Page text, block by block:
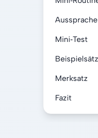
Mini‑Test
Merksatz
Fazit